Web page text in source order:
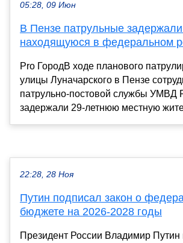
05:28, 09 Июн
В Пензе патрульные
находящуюся в федеральном
Pro ГородВ ходе планового
улицы Луначарского в Пензе
патрульно-постовой службы УМВД
задержали 29-летнюю местную
22:28, 28 Ноя
Путин подписал закон о
бюджете на 2026-2028 годы
Президент России Владимир Путин